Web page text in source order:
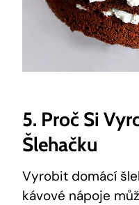
5. Proč Si
Šlehačku
Vyrobit domácí
kávové nápoje